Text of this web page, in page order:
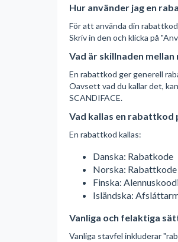
Hur använder jag en
För att använda din
Skriv in den och klicka på
Vad är skillnaden
En rabattkod ger generell
Oavsett vad du kallar det,
SCANDIFACE.
Vad kallas en rabattkod
En rabattkod kallas:
Danska: Rabatkode
Norska: Rabattkode
Finska:
Isländska:
Vanliga och felaktiga
Vanliga stavfel inkluderar